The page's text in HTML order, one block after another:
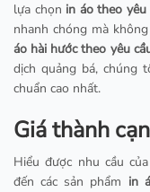
lựa chọn in áo theo
nhanh chóng mà
áo hài hước theo yêu
dịch quảng bá, chúng
chuẩn cao nhất.
Giá thành
Hiểu được nhu cầu
đến các sản phẩm in